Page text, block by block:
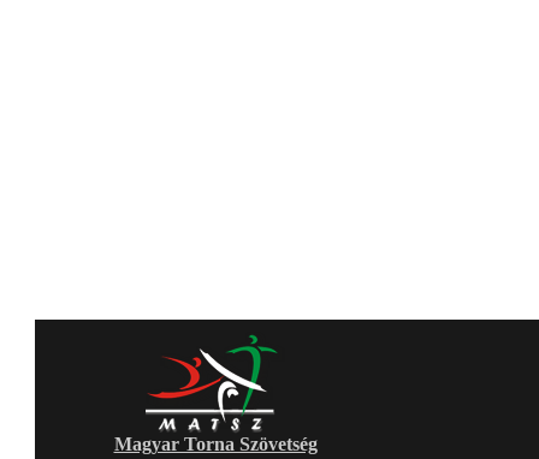
Magyar Torna Szövetség